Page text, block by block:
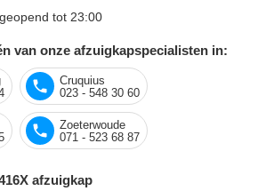
tot 23:00
van onze afzuigkapspecialisten in:
Cruquius
023 - 548 30 60
Zoeterwoude
071 - 523 68 87
afzuigkap